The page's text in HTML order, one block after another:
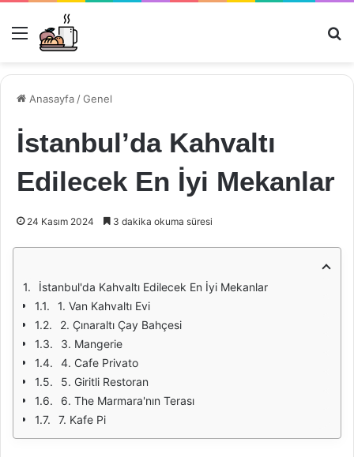
Menü
Anasayfa /Genel
İstanbul’da Kahvaltı
Edilecek En İyi Mekanlar
24 Kasım 2024 3 dakika okuma süresi
İstanbul'da Kahvaltı Edilecek En İyi Mekanlar
1. Van Kahvaltı Evi
2. Çınaraltı Çay Bahçesi
3. Mangerie
4. Cafe Privato
5. Giritli Restoran
6. The Marmara'nın Terası
7. Kafe Pi